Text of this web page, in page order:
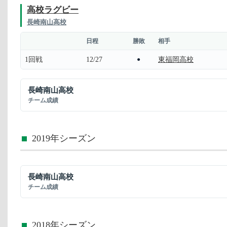
高校ラグビー
長崎南山高校
日程 勝敗 相手
1回戦 12/27 ● 東福岡高校
長崎南山高校
チーム成績
2019年シーズン
長崎南山高校
チーム成績
2018年シーズン